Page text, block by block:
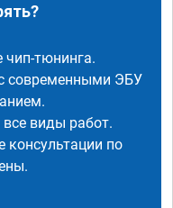
чип-тюнинга.
современными ЭБУ
виды работ.
консультации по